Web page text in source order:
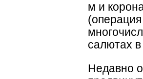
м и
салютах
Недавно